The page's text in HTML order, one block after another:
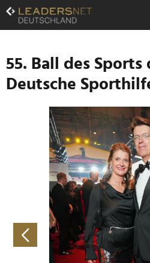
Zum
Inhalt
Zur
Navigation
Zur
Hauptnavigation
55. Ball des
Deutsche